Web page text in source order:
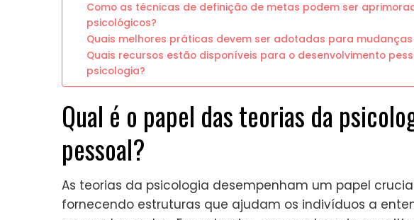
Como as técnicas de definição de metas podem ser
psicológicos?
Quais melhores práticas devem ser adotadas para
Quais recursos estão disponíveis para o desenvolvimento
psicologia?
Qual é o papel das teorias da
pessoal?
As teorias da psicologia desempenham um papel
fornecendo estruturas que ajudam os indivíduos a